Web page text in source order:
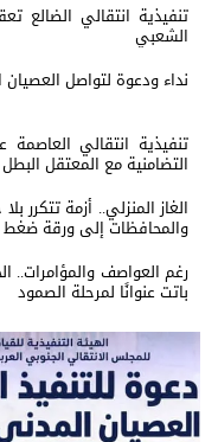
تنفيذية انتقالي الضالع
الشعبي
نداء ودعوة لتواصل
تنفيذية انتقالي
التضامنية مع المعتقل
الغاز المنزلي.. أزمة
والمحافظات إلى ورقة ضغط
رغم العواصف والمؤامرات..
باتت عنوانًا لمرحلة الصمود